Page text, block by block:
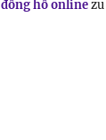
đồng hồ onlinezu